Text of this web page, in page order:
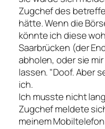
Zugchef des
hätte. Wenn die
könnte ich diese
Saarbrücken (der
abholen, oder sie
lassen. Doof. Aber
ich.
Ich musste nicht
Zugchef meldete
meinem